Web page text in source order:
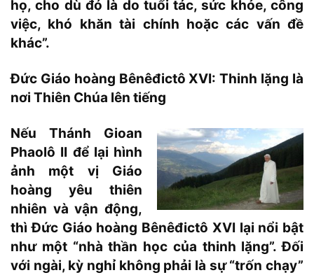
họ, cho dù đó là do tuổi tác, sức khỏe, công
việc, khó khăn tài chính hoặc các vấn đề
khác”.
Đức Giáo hoàng Bênêđictô XVI: Thinh lặng là
nơi Thiên Chúa lên tiếng
Nếu Thánh Gioan
Phaolô II để lại hình
ảnh một vị Giáo
hoàng yêu thiên
nhiên và vận động,
thì Đức Giáo hoàng Bênêđictô XVI lại nổi bật
như một “nhà thần học của thinh lặng”. Đối
với ngài, kỳ nghỉ không phải là sự “trốn chạy”